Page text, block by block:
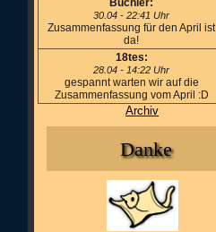
Buchler:
30.04 - 22:41 Uhr
Zusammenfassung für den April ist
da!
18tes:
28.04 - 14:22 Uhr
gespannt warten wir auf die
Zusammenfassung vom April :D
Archiv
Danke